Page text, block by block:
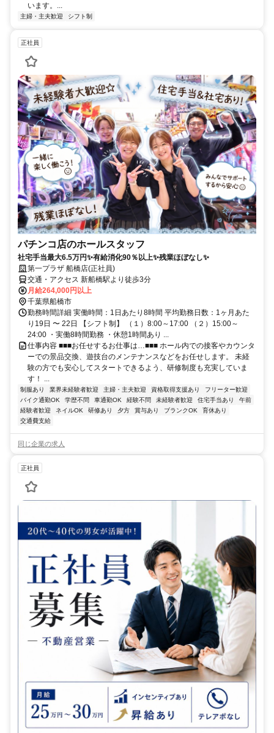
います。...
主婦・主夫歓迎 シフト制
正社員
パチンコ店のホールスタッフ
社宅手当最大6.5万円✨有給消化90％以上✨残業ほぼなし✨
第一プラザ 船橋店(正社員)
交通・アクセス 新船橋駅より徒歩3分
月給264,000円以上
千葉県船橋市
勤務時間詳細 実働時間：1日あたり8時間 平均勤務日数：1ヶ月あた
り19日 〜 22日 【シフト制】 （１）8:00～17:00 （２）15:00～
24:00 ・実働8時間勤務 ・休憩1時間あり ...
仕事内容 ■■■お任せするお仕事は…■■■ ホール内での接客やカウンタ
ーでの景品交換、遊技台のメンテナンスなどをお任せします。 未経
験の方でも安心してスタートできるよう、研修制度も充実していま
す！ ...
制服あり 業界未経験者歓迎 主婦・主夫歓迎 資格取得支援あり
フリーター歓迎
バイク通勤OK
学歴不問 車通勤OK 経験不問 未経験者歓迎 住宅手当あり
午前
経験者歓迎
ネイルOK 研修あり 夕方 賞与あり ブランクOK
育休あり
交通費支給
同じ企業の求人
正社員